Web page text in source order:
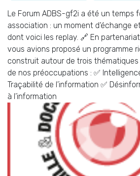
Le Forum ADBS-gf2i a été un temps
association : un moment d’échange
dont voici les replay. 🔗 En
vous avions proposé un programme
construit autour de trois
de nos préoccupations : ✅
Traçabilité de l’information ✅
à l’information